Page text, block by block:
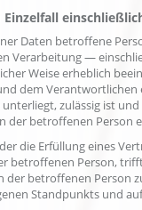
Daten betroffene
Verarbeitung —
Weise erheblich
dem
zulässig ist
der betroffenen
die Erfüllung eines
betroffenen Person,
betroffenen Person
Standpunkts und